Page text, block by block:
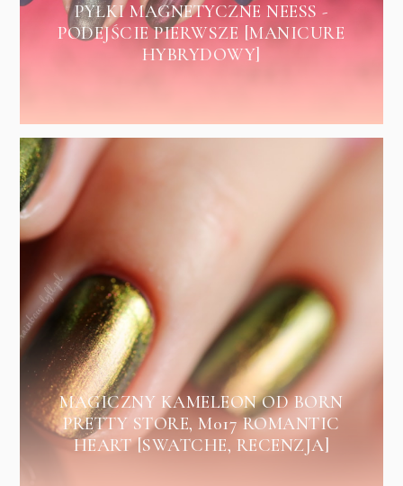
PYŁKI MAGNETYCZNE NEESS -
PODEJŚCIE PIERWSZE [MANICURE
HYBRYDOWY]
MAGICZNY KAMELEON OD BORN
PRETTY STORE, M017 ROMANTIC
HEART [SWATCHE, RECENZJA]